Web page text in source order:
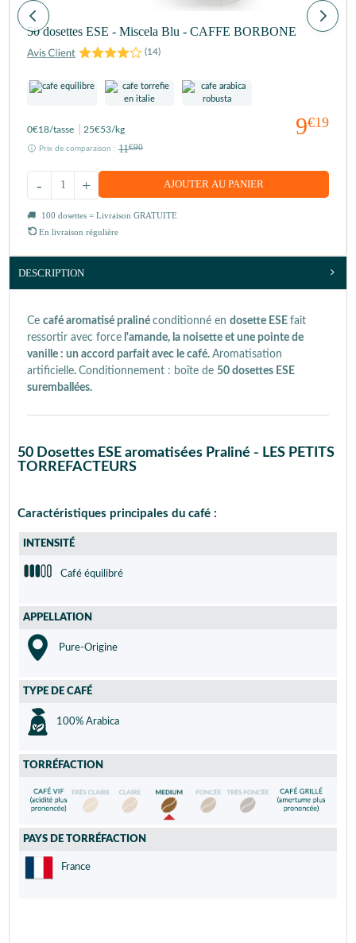
50 dosettes ESE - Miscela Blu - CAFFE BORBONE
(14)
9€19
0€18/tasse 25€53/kg
Prix de comparaison : 11€90
+
- AJOUTER AU PANIER
100 dosettes = Livraison GRATUITE
En livraison régulière
DESCRIPTION
Ce café aromatisé praliné conditionné en dosette ESE fait
ressortir avec force l'amande, la noisette et une pointe de
vanille : un accord parfait avec le café. Aromatisation
artificielle. Conditionnement : boîte de 50 dosettes ESE
suremballées.
50 Dosettes ESE aromatisées Praliné - LES PETITS
TORREFACTEURS
Caractéristiques principales du café :
INTENSITÉ
Café équilibré
APPELLATION
Pure-Origine
TYPE DE CAFÉ
100% Arabica
TORRÉFACTION
PAYS DE TORRÉFACTION
France